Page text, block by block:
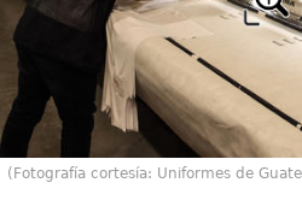
(Fotografía cortesía: Uniformes de